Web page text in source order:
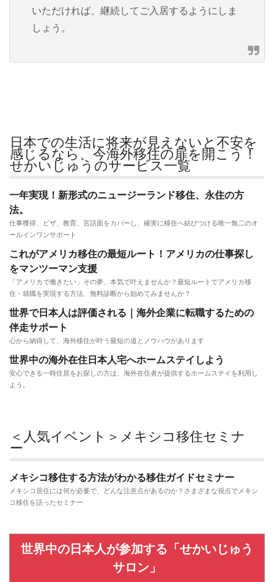
いただければ、継続してご入居するようにしま
しょう。
日本での生活に将来が見えないと不安を
感じるなら、今海外移住の扉を開こう！
せかいじゅうのサービス一覧
一年実現！新形式のニュージーランド移住、永住の方
法。
仕事獲得、ビザ、教育、言語面をカバーし、確実に移住へ結びつける唯一無二のオ
ールインワンサポート
これがアメリカ移住の最短ルート！アメリカの仕事探し
をマンツーマン支援
「アメリカで働きたい」その夢、本気で叶えませんか？最短ルートでアメリカ移
住・就職を実現する方法、無料診断から始めてみませんか？
世界で日本人は評価される｜海外企業に転職するための
伴走サポート
心から納得して、海外移住が叶う最短の道とノウハウがあります
世界中の海外在住日本人宅へホームステイしよう
安心できる一時住居をお探しの方は、海外在住者が提供するホームステイを利用し
よう。
＜人気イベント＞メキシコ移住セミナ
ー
メキシコ移住する方法がわかる移住ガイドセミナー
メキシコ居住には何が必要で、どんな注意点があるのか？さまざまな視点でメキシ
コ移住を語ったセミナー
世界中の日本人が参加する「せかいじゅう
サロン」